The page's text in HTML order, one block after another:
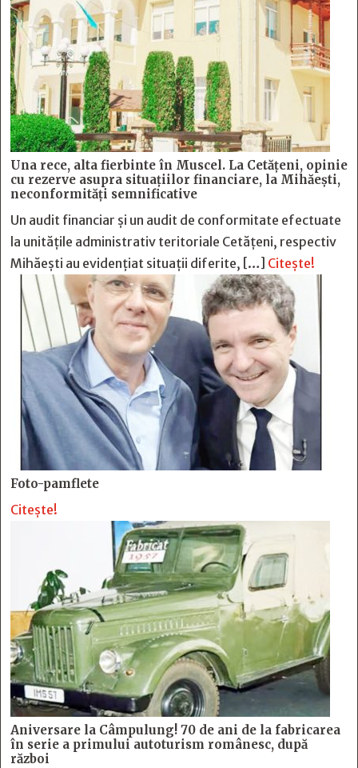
Una rece, alta fierbinte în Muscel. La Cetăţeni, opinie
cu rezerve asupra situaţiilor financiare, la Mihăeşti,
neconformităţi semnificative
Un audit financiar și un audit de conformitate efectuate
la unitățile administrativ teritoriale Cetățeni, respectiv
Mihăești au evidențiat situații diferite, […] Citește!
Foto-pamflete
Citește!
Aniversare la Câmpulung! 70 de ani de la fabricarea
în serie a primului autoturism românesc, după
război